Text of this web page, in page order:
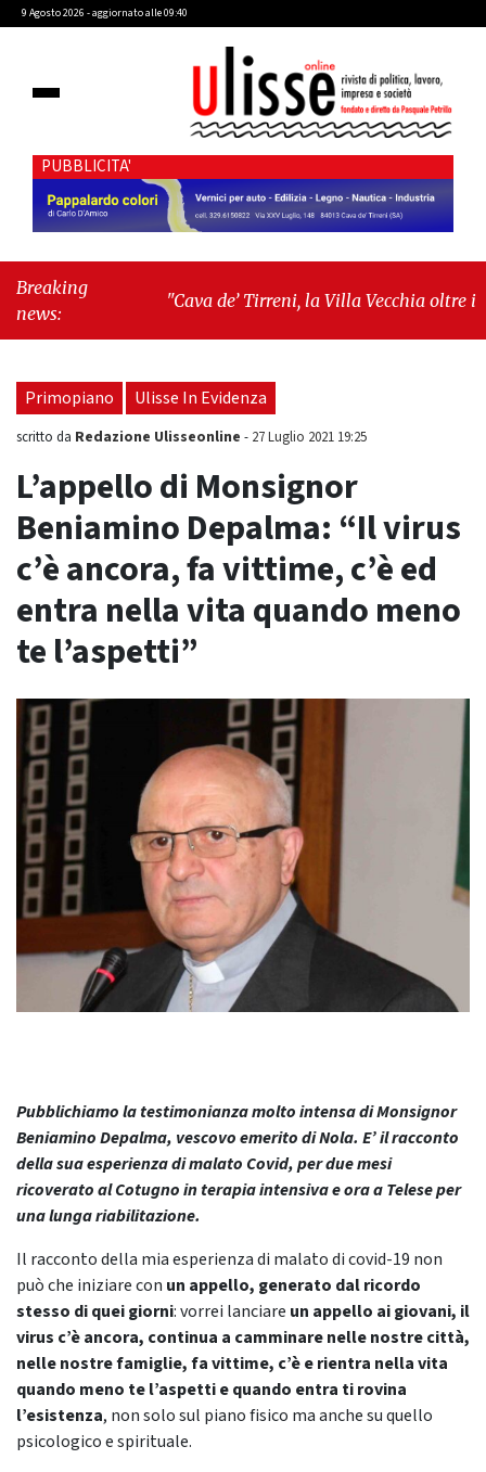
9 Agosto 2026 - aggiornato alle 09:40
PUBBLICITA'
Breaking
news:
"Cava de’ Tirreni, la Villa Vecchia oltre i
seduta consiliare: “Serve chiarezza!”"
Primopiano Ulisse In Evidenza
scritto da Redazione Ulisseonline - 27 Luglio 2021 19:25
L’appello di Monsignor
Beniamino Depalma: “Il virus
c’è ancora, fa vittime, c’è ed
entra nella vita quando meno
te l’aspetti”
Pubblichiamo la testimonianza molto intensa di Monsignor
Beniamino Depalma, vescovo emerito di Nola. E’ il racconto
della sua esperienza di malato Covid, per due mesi
ricoverato al Cotugno in terapia intensiva e ora a Telese per
una lunga riabilitazione.
Il racconto della mia esperienza di malato di covid-19 non
può che iniziare con un appello, generato dal ricordo
stesso di quei giorni: vorrei lanciare un appello ai giovani, il
virus c’è ancora, continua a camminare nelle nostre città,
nelle nostre famiglie, fa vittime, c’è e rientra nella vita
quando meno te l’aspetti e quando entra ti rovina
l’esistenza, non solo sul piano fisico ma anche su quello
psicologico e spirituale.